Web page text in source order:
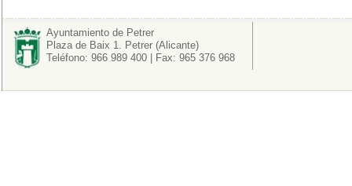
Ayuntamiento de Petrer
Plaza de Baix 1. Petrer (Alicante)
Teléfono: 966 989 400 | Fax: 965 376 968